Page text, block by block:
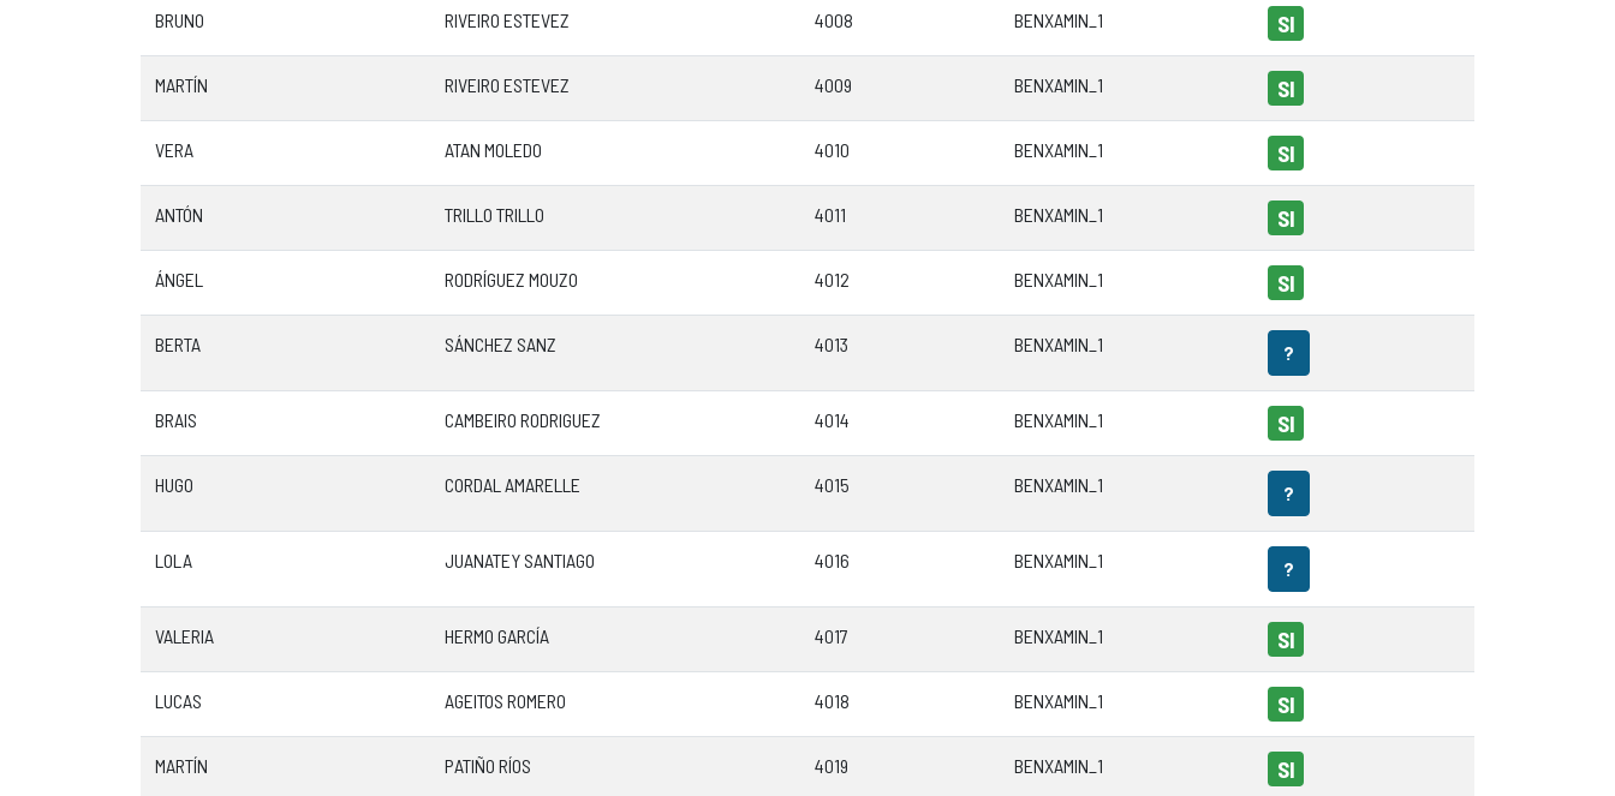
BRUNO RIVEIRO ESTEVEZ 4008 BENXAMIN_1 SI
MARTÍN RIVEIRO ESTEVEZ 4009 BENXAMIN_1 SI
VERA ATAN MOLEDO 4010 BENXAMIN_1 SI
ANTÓN TRILLO TRILLO 4011 BENXAMIN_1 SI
ÁNGEL RODRÍGUEZ MOUZO 4012 BENXAMIN_1 SI
BERTA SÁNCHEZ SANZ 4013 BENXAMIN_1 ?
BRAIS CAMBEIRO RODRIGUEZ 4014 BENXAMIN_1 SI
HUGO CORDAL AMARELLE 4015 BENXAMIN_1 ?
LOLA JUANATEY SANTIAGO 4016 BENXAMIN_1 ?
VALERIA HERMO GARCÍA 4017 BENXAMIN_1 SI
LUCAS AGEITOS ROMERO 4018 BENXAMIN_1 SI
MARTÍN PATIÑO RÍOS 4019 BENXAMIN_1 SI